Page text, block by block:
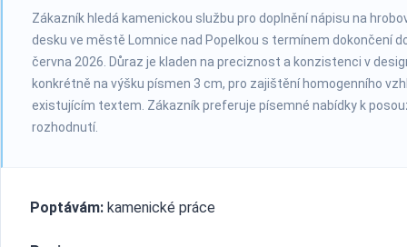
Zákazník hledá kamenickou službu pro doplnění nápisu na
desku ve městě Lomnice nad Popelkou s termínem dokončení
června 2026. Důraz je kladen na preciznost a konzistenci v
konkrétně na výšku písmen 3 cm, pro zajištění homogenního
existujícím textem. Zákazník preferuje písemné nabídky k
rozhodnutí.
Poptávám: kamenické práce